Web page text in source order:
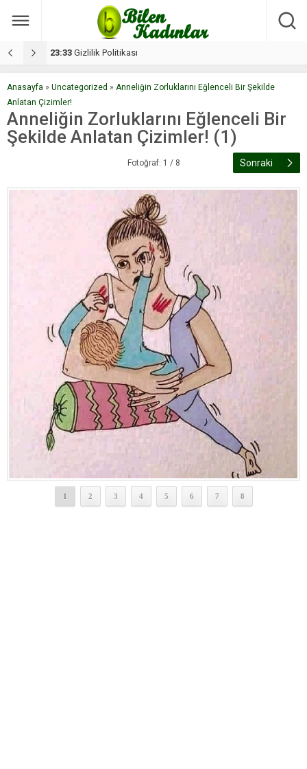
17:08 Dilan, düğününe 5 gün kala hayatını kaybetti
Anasayfa » Uncategorized » Anneliğin Zorluklarını Eğlenceli Bir Şekilde
Anlatan Çizimler!
Anneliğin Zorluklarını Eğlenceli Bir
Şekilde Anlatan Çizimler! (1)
Fotoğraf: 1 / 8 Sonraki
1 2 3 4 5 6 7 8